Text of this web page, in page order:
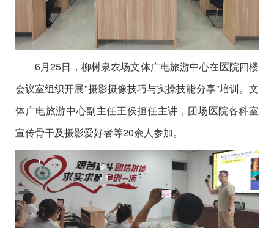
6月25日，柳树泉农场文体广电旅游中心在医院四楼
会议室组织开展"摄影摄像技巧与实操技能分享"培训。文
体广电旅游中心副主任王侯担任主讲，团场医院各科室
宣传骨干及摄影爱好者等20余人参加。